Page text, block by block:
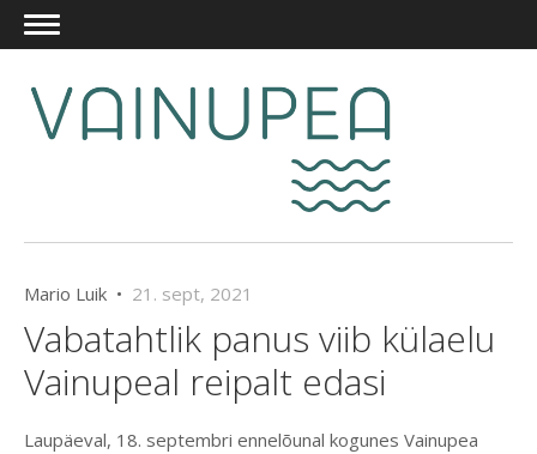
Mario Luik • 21. sept, 2021
Vabatahtlik panus viib külaelu
Vainupeal reipalt edasi
Laupäeval, 18. septembri ennelõunal kogunes Vainupea